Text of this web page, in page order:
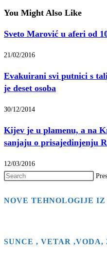
You Might Also Like
Sveto Marović u aferi od
21/02/2016
Evakuirani svi putnici s
je deset osoba
30/12/2014
Kijev je u plamenu, a na
sanjaju o prisajedinjenju
12/03/2016
NOVE TEHNOLOGIJE IZ
SUNCE , VETAR ,VODA,